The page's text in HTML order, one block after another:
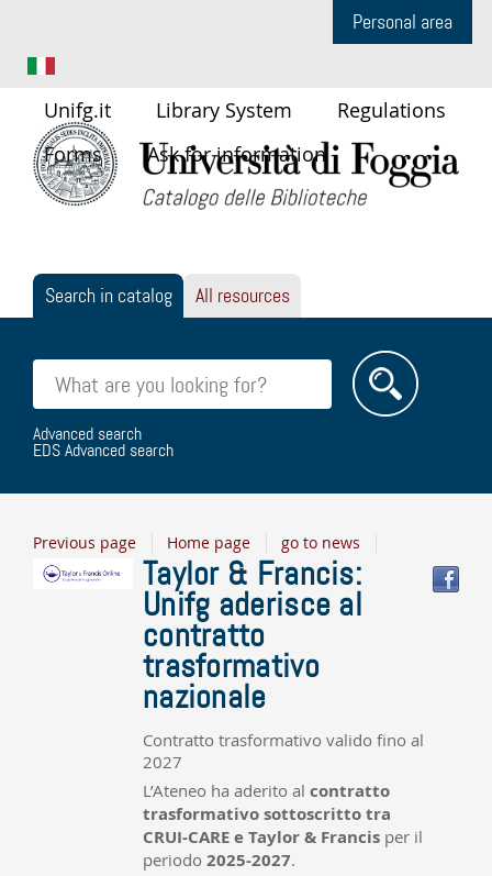
Unifg.it Library System
Regulations
Forms
Ask for information
Personal area
Search in catalog All resources
Cerca su "Search in catalog"
Advanced search
EDS Advanced search
Previous page Home page go to news
Taylor & Francis:
Unifg aderisce al
contratto
trasformativo
nazionale
Contratto trasformativo valido fino al
2027
L’Ateneo ha aderito al contratto
trasformativo sottoscritto tra
CRUI-CARE e Taylor & Francisper il
periodo 2025-2027.